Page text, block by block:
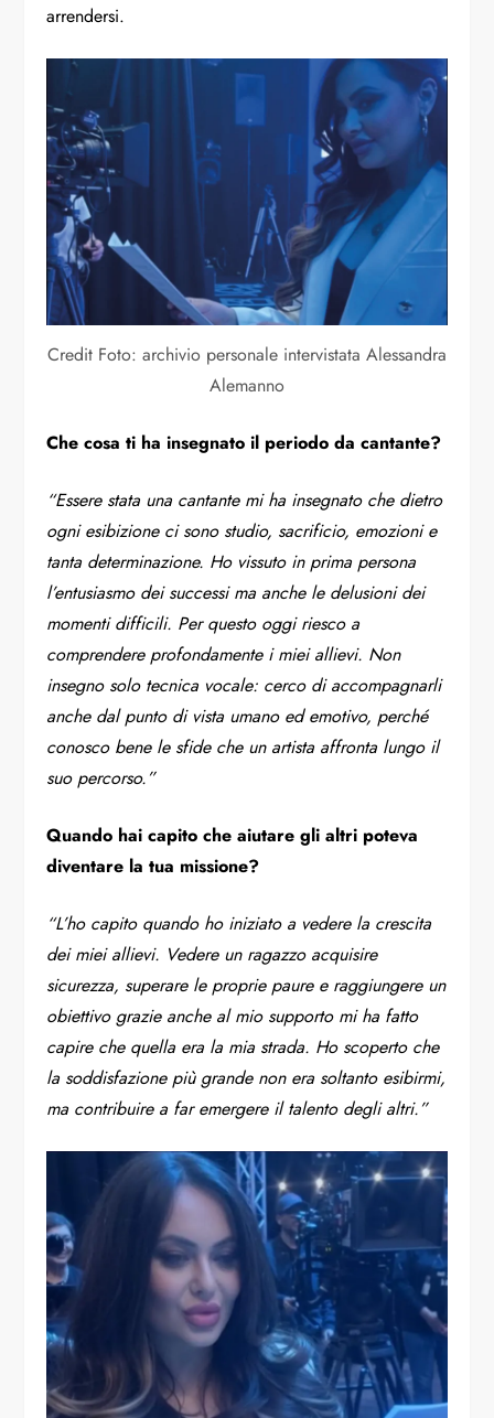
arrendersi.
Credit Foto: archivio personale intervistata Alessandra
Alemanno
Che cosa ti ha insegnato il periodo da cantante?
“Essere stata una cantante mi ha insegnato che dietro
ogni esibizione ci sono studio, sacrificio, emozioni e
tanta determinazione. Ho vissuto in prima persona
l’entusiasmo dei successi ma anche le delusioni dei
momenti difficili. Per questo oggi riesco a
comprendere profondamente i miei allievi. Non
insegno solo tecnica vocale: cerco di accompagnarli
anche dal punto di vista umano ed emotivo, perché
conosco bene le sfide che un artista affronta lungo il
suo percorso.”
Quando hai capito che aiutare gli altri poteva
diventare la tua missione?
“L’ho capito quando ho iniziato a vedere la crescita
dei miei allievi. Vedere un ragazzo acquisire
sicurezza, superare le proprie paure e raggiungere un
obiettivo grazie anche al mio supporto mi ha fatto
capire che quella era la mia strada. Ho scoperto che
la soddisfazione più grande non era soltanto esibirmi,
ma contribuire a far emergere il talento degli altri.”